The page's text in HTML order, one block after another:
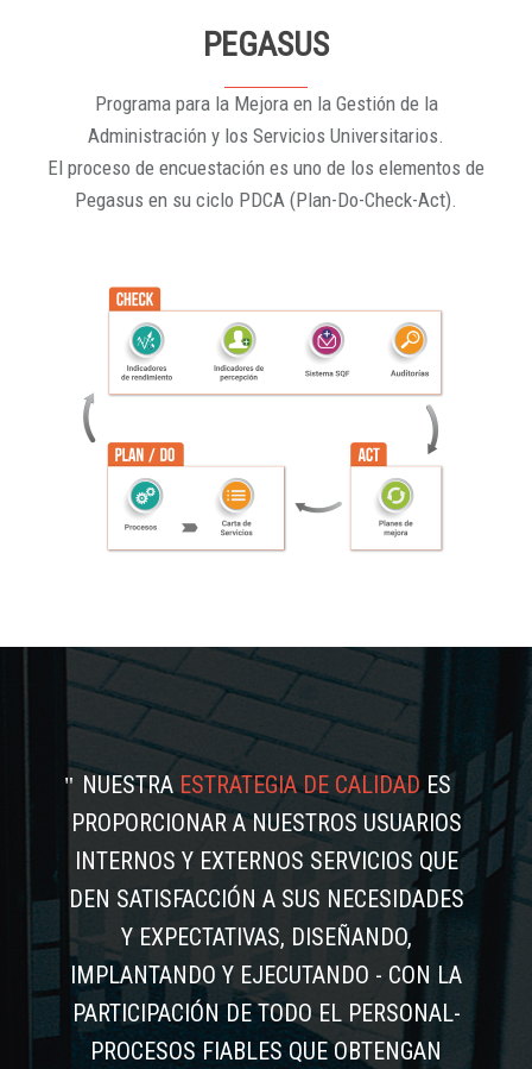
PEGASUS
Programa para la Mejora en la Gestión de la
Administración y los Servicios Universitarios.
El proceso de encuestación es uno de los elementos de
Pegasus en su ciclo PDCA (Plan-Do-Check-Act).
NUESTRAESTRATEGIA DE CALIDADES
PROPORCIONAR A NUESTROS USUARIOS
INTERNOS Y EXTERNOS SERVICIOS QUE
DEN SATISFACCIÓN A SUS NECESIDADES
Y EXPECTATIVAS, DISEÑANDO,
IMPLANTANDO Y EJECUTANDO - CON LA
PARTICIPACIÓN DE TODO EL PERSONAL-
PROCESOS FIABLES QUE OBTENGAN